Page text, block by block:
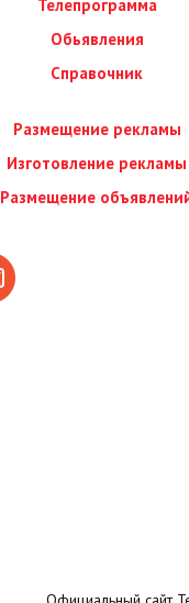
Телепрограмма
Обьявления
Справочник
Размещение рекламы
Изготовление рекламы
Размещение